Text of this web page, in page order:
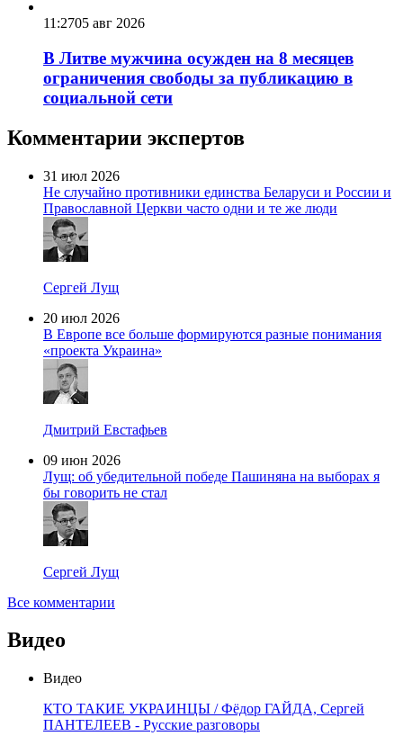
11:2705 авг 2026
В Литве мужчина осужден на 8 месяцев
ограничения свободы за публикацию в
социальной сети
Комментарии экспертов
31 июл 2026
Не случайно противники единства Беларуси и России и
Православной Церкви часто одни и те же люди
Сергей Лущ
20 июл 2026
В Европе все больше формируются разные понимания
«проекта Украина»
Дмитрий Евстафьев
09 июн 2026
Лущ: об убедительной победе Пашиняна на выборах я
бы говорить не стал
Сергей Лущ
Все комментарии
Видео
Видео
КТО ТАКИЕ УКРАИНЦЫ / Фёдор ГАЙДА, Сергей
ПАНТЕЛЕЕВ - Русские разговоры